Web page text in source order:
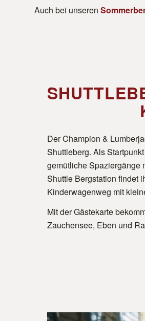
Auch bei unseren
Der Champion &
Shuttleberg. Als
gemütliche Spaziergänge
Shuttle Bergstation findet
Kinderwagenweg mit
Mit der Gästekarte
Zauchensee, Eben und